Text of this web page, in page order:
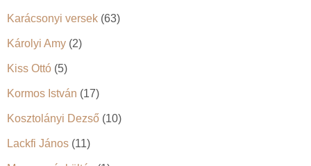
Karácsonyi versek (63)
Károlyi Amy (2)
Kiss Ottó (5)
Kormos István (17)
Kosztolányi Dezső (10)
Lackfi János (11)